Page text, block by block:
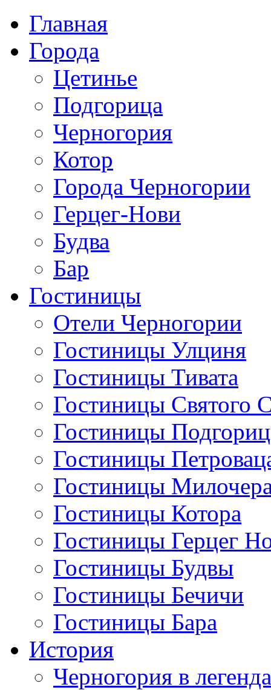
Главная
Города
Цетинье
Подгорица
Черногория
Котор
Города Черногории
Герцег-Нови
Будва
Бар
Гостиницы
Отели Черногории
Гостиницы Улциня
Гостиницы Тивата
Гостиницы Святого
Гостиницы
Гостиницы
Гостиницы
Гостиницы Котора
Гостиницы Герцег
Гостиницы Будвы
Гостиницы Бечичи
Гостиницы Бара
История
Черногория в